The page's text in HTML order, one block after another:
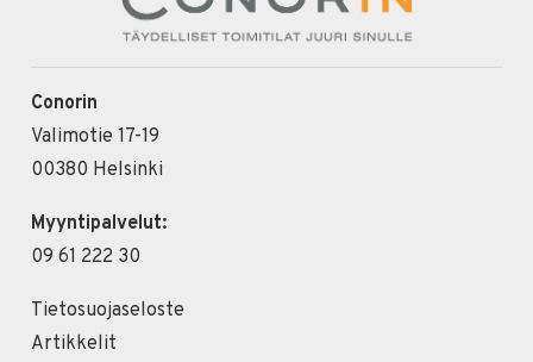
Conorin
Valimotie 17-19
00380 Helsinki
Myyntipalvelut:
09 61 222 30
Tietosuojaseloste
Artikkelit